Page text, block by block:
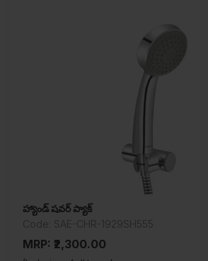
హ్యాండ్ షవర్ ప్యాక్
MRP: ₹2,300.00